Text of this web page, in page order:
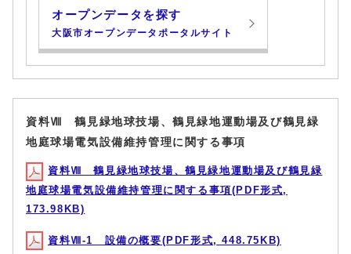
オープンデータを探す
大阪市オープンデータポータルサイト
資料Ⅷ 鶴見緑地球技場、鶴見緑地運動場及び鶴見緑
地庭球場電気設備維持管理に関する事項
資料Ⅷ 鶴見緑地球技場、鶴見緑地運動場及び鶴見緑
地庭球場電気設備維持管理に関する事項(PDF形式,
173.98KB)
資料Ⅷ-1 設備の概要(PDF形式, 448.75KB)